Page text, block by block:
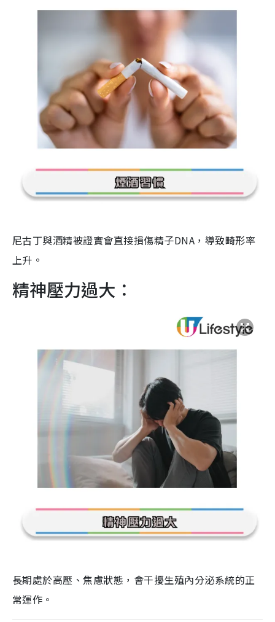
尼古丁與酒精被證實會直接損傷精子DNA，導致畸形率
上升。
精神壓力過大：
長期處於高壓、焦慮狀態，會干擾生殖內分泌系統的正
常運作。